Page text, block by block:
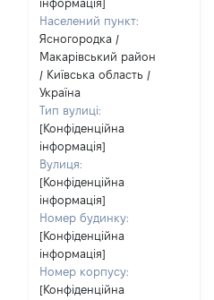
інформація]
Населений пункт:
Ясногородка /
Макарівський район
/ Київська область /
Україна
Тип вулиці:
[Конфіденційна
інформація]
Вулиця:
[Конфіденційна
інформація]
Номер будинку:
[Конфіденційна
інформація]
Номер корпусу:
[Конфіденційна